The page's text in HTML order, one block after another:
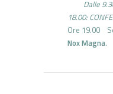
Dalle 9.30
18.00:
Ore 19.00
Nox Magna.